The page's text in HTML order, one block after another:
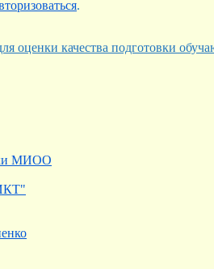
.
для оценки качества
МИОО